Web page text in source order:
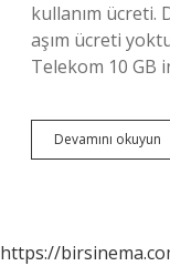
kullanım ücreti.
aşım ücreti
Telekom 10 GB
Devamını okuyun
https://